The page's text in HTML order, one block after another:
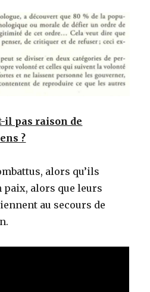
il pas raison de
?
alors qu’ils
paix, alors que leurs
au secours de